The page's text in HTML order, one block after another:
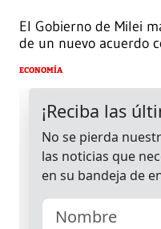
El Gobierno de Milei
de un nuevo acuerdo
ECONOMÍA